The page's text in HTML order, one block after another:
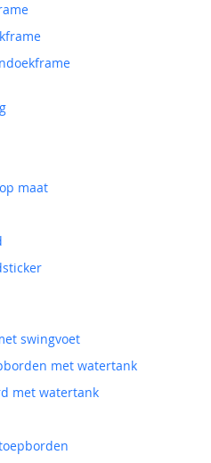
maat
swingvoet
met watertank
met watertank